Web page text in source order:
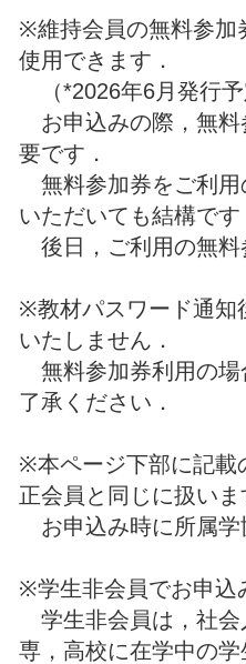
※維持会員の無料参加
使用できます．
（*2026年6月発行予
お申込みの際，無料
要です．
無料参加券をご利用
いただいても結構です
後日，ご利用の無料
※教材パスワード通知
いたしません．
無料参加券利用の場
了承ください．
※本ページ下部に記載
正会員と同じに扱いま
お申込み時に所属学
※学生非会員でお申込
学生非会員は，社会
専，高校に在学中の学